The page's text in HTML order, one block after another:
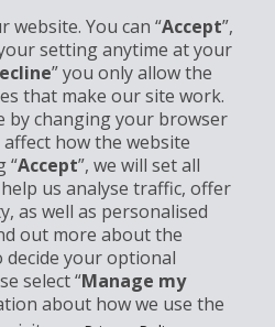
website. You can “Accept”,
setting anytime at your
” you only allow the
that make our site work.
by changing your browser
how the website
“Accept”, we will set all
us analyse traffic, offer
as well as personalised
out more about the
decide your optional
select “Manage my
about how we use the